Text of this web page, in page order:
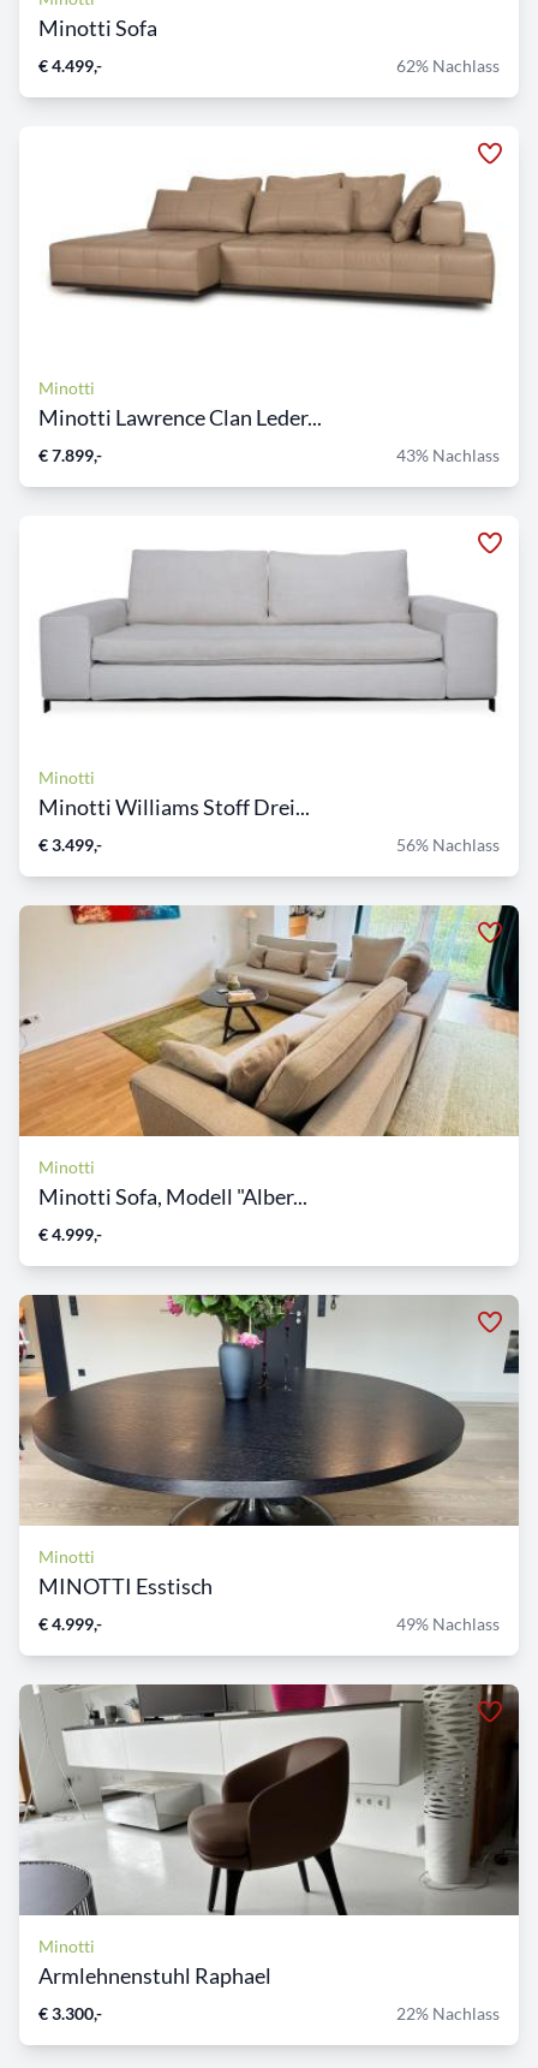
Minotti Sofa
€ 4.499,- 62% Nachlass
Minotti
Minotti Lawrence Clan Leder...
€ 7.899,- 43% Nachlass
Minotti
Minotti Williams Stoff Drei...
€ 3.499,- 56% Nachlass
Minotti
Minotti Sofa, Modell "Alber...
€ 4.999,-
Minotti
MINOTTI Esstisch
€ 4.999,- 49% Nachlass
Minotti
Armlehnenstuhl Raphael
€ 3.300,- 22% Nachlass